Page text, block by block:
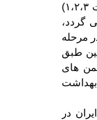
دولت می باشد که در (پیوست ۱،۲،۳)
گردد،
مرحله
طبق
های
در